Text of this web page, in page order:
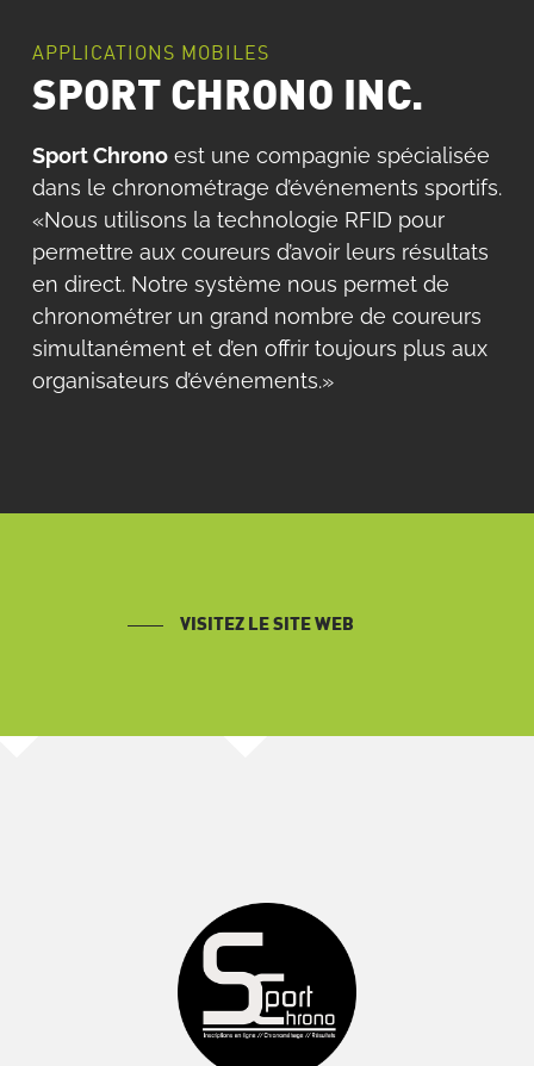
APPLICATIONS MOBILES
SPORT CHRONO INC.
Sport Chronoest une compagnie spécialisée
dans le chronométrage d’événements sportifs.
«Nous utilisons la technologie RFID pour
permettre aux coureurs d’avoir leurs résultats
en direct. Notre système nous permet de
chronométrer un grand nombre de coureurs
simultanément et d’en offrir toujours plus aux
organisateurs d’événements.»
VISITEZ LE SITE WEB